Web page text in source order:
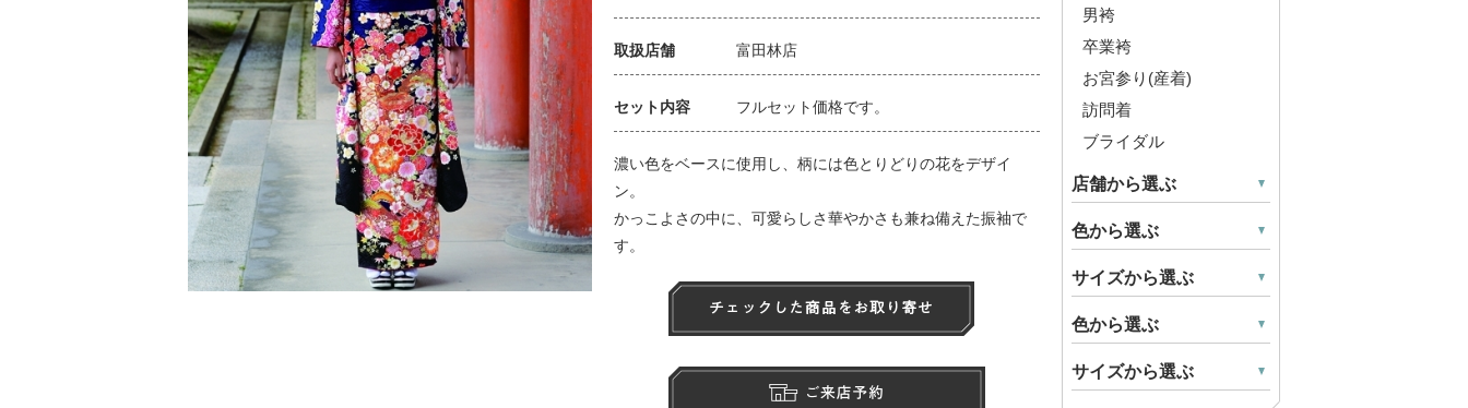
取扱店舗 富田林店
セット内容 フルセット価格です。
濃い色をベースに使用し、柄には色とりどりの花をデザイ
ン。
かっこよさの中に、可愛らしさ華やかさも兼ね備えた振袖で
す。
男袴
卒業袴
お宮参り(産着)
訪問着
ブライダル
店舗から選ぶ
色から選ぶ
サイズから選ぶ
色から選ぶ
サイズから選ぶ